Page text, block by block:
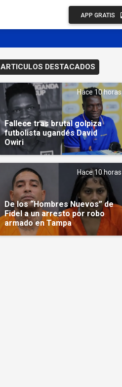
APP GRATIS
ARTICULOS DESTACADOS
Hace 10 horas
Fallece tras brutal golpiza
futbolista ugandés David
Owiri
Hace 10 horas
De los “Hombres Nuevos” de
Fidel a un arresto por robo
armado en Tampa